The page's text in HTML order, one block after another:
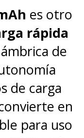
hay
la web
suman
más
es otro
rápida
de
de carga
en
para uso